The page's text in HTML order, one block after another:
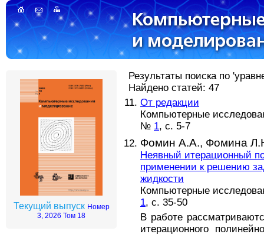
Текущий выпуск Номер
3, 2026 Том 18
Результаты поиска по
Найдено статей: 47
От редакции
Компьютерные
№ 1, с. 5-7
Фомин А.А., Фомина
Неявный итерационный
применении к решению
жидкости
Компьютерные
1, с. 35-50
В работе
итерационного